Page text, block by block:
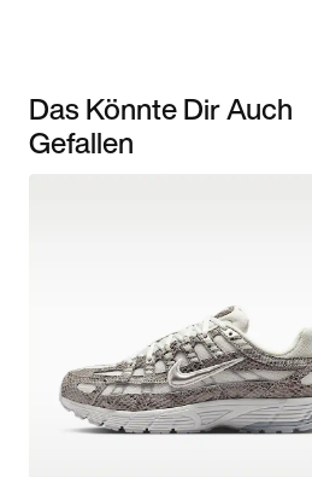
Das Könnte Dir Auch
Gefallen